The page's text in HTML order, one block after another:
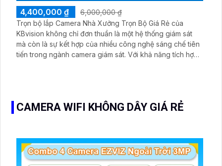
4,400,000 ₫
6,000,000 ₫
Trọn bộ lắp Camera Nhà Xưởng Trọn Bộ Giá Rẻ của
KBvision không chỉ đơn thuần là một hệ thống giám sát
mà còn là sự kết hợp của nhiều công nghệ sáng chế tiên
tiến trong ngành camera giám sát. Với khả năng tích hợp
CAMERA WIFI KHÔNG DÂY GIÁ RẺ